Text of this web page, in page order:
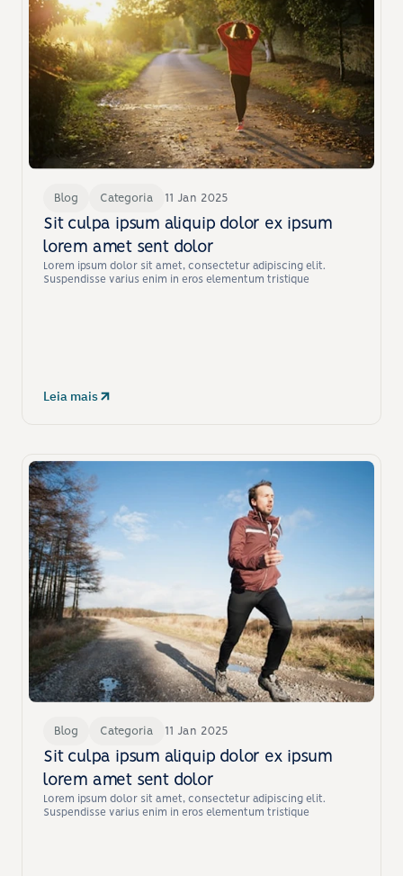
Blog Categoria 11 Jan 2025
Sit culpa ipsum aliquip dolor ex ipsum
lorem amet sent dolor
Lorem ipsum dolor sit amet, consectetur adipiscing elit.
Suspendisse varius enim in eros elementum tristique
Leia mais
Blog Categoria 11 Jan 2025
Sit culpa ipsum aliquip dolor ex ipsum
lorem amet sent dolor
Lorem ipsum dolor sit amet, consectetur adipiscing elit.
Suspendisse varius enim in eros elementum tristique